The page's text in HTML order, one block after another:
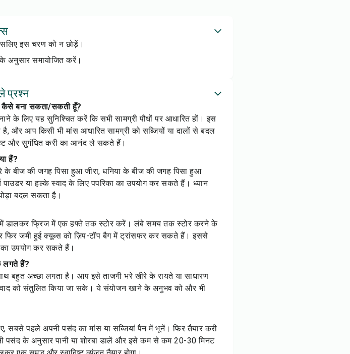
इस चरण को न छोड़ें।
के अनुसार समायोजित करें।
प्रश्न
कैसे बना सकता/सकती हूँ?
के लिए यह सुनिश्चित करें कि सभी सामग्री पौधों पर आधारित हों। इस
और आप किसी भी मांस आधारित सामग्री को सब्जियों या दालों से बदल
और सुगंधित करी का आनंद ले सकते हैं।
हैं?
बीज की जगह पिसा हुआ जीरा, धनिया के बीज की जगह पिसा हुआ
पाउडर या हल्के स्वाद के लिए पपरिका का उपयोग कर सकते हैं। ध्यान
बदल सकता है।
में डालकर फ्रिज में एक हफ्ते तक स्टोर करें। लंबे समय तक स्टोर करने के
जमी हुई क्यूब्स को ज़िप-टॉप बैग में ट्रांसफर कर सकते हैं। इससे
उपयोग कर सकते हैं।
लगते हैं?
बहुत अच्छा लगता है। आप इसे ताजगी भरे खीरे के रायते या साधारण
को संतुलित किया जा सके। ये संयोजन खाने के अनुभव को और भी
सबसे पहले अपनी पसंद का मांस या सब्जियां पैन में भूनें। फिर तैयार करी
के अनुसार पानी या शोरबा डालें और इसे कम से कम 20-30 मिनट